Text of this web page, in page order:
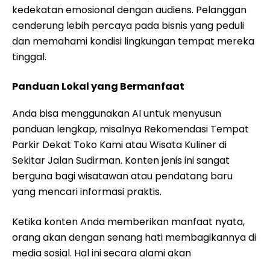
kedekatan emosional dengan audiens. Pelanggan
cenderung lebih percaya pada bisnis yang peduli
dan memahami kondisi lingkungan tempat mereka
tinggal.
Panduan Lokal yang Bermanfaat
Anda bisa menggunakan AI untuk menyusun
panduan lengkap, misalnya Rekomendasi Tempat
Parkir Dekat Toko Kami atau Wisata Kuliner di
Sekitar Jalan Sudirman. Konten jenis ini sangat
berguna bagi wisatawan atau pendatang baru
yang mencari informasi praktis.
Ketika konten Anda memberikan manfaat nyata,
orang akan dengan senang hati membagikannya di
media sosial. Hal ini secara alami akan